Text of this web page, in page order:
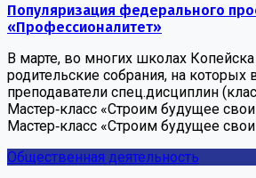
Популяризация федерального
«Профессионалитет»
В марте, во многих школах
родительские собрания, на которых
преподаватели спец.дисциплин
Мастер‑класс «Строим будущее
Мастер‑класс «Строим будущее
Общественная деятельность